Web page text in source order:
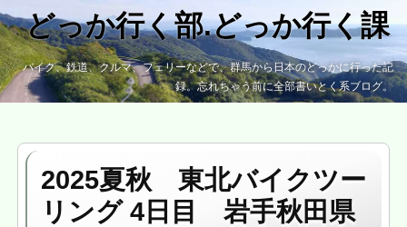
どっか行く部.どっか行く課
バイク、鉄道、クルマ、フェリーなどで、群馬から日本のどっかに行った記
録。忘れちゃう前に全部書いとく系ブログ。
2025夏秋 東北バイクツー
リング 4日目 岩手秋田県